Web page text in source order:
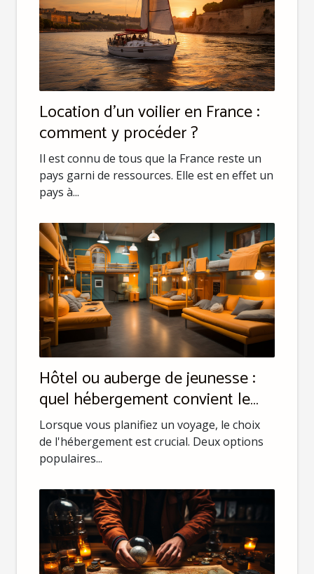
Location d’un voilier en France :
comment y procéder ?
Il est connu de tous que la France reste un
pays garni de ressources. Elle est en effet un
pays à...
Hôtel ou auberge de jeunesse :
quel hébergement convient le
mieux à votre budget ?
Lorsque vous planifiez un voyage, le choix
de l'hébergement est crucial. Deux options
populaires...